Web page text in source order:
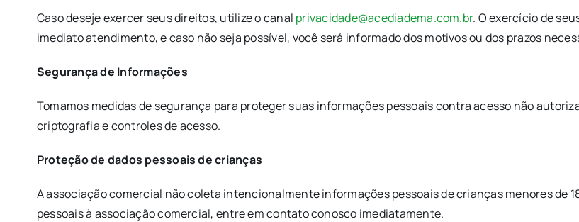
Caso deseje exercer seus direitos, utilize o canal privacidade@acediadema.com.br. O exercício de
imediato atendimento, e caso não seja possível, você será informado dos motivos ou dos prazos
Segurança de Informações
Tomamos medidas de segurança para proteger suas informações pessoais contra acesso não
criptografia e controles de acesso.
Proteção de dados pessoais de crianças
A associação comercial não coleta intencionalmente informações pessoais de crianças menores de
pessoais à associação comercial, entre em contato conosco imediatamente.